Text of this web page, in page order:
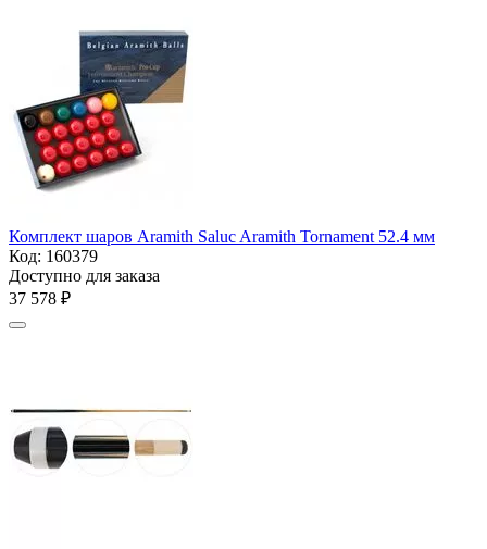
Комплект шаров Aramith Saluc Aramith Tornament 52.4 мм
Код: 160379
Доступно для заказа
37 578 ₽